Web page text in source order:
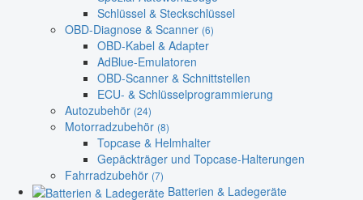
Schlüssel & Steckschlüssel
OBD-Diagnose & Scanner (6)
OBD-Kabel & Adapter
AdBlue-Emulatoren
OBD-Scanner & Schnittstellen
ECU- & Schlüsselprogrammierung
Autozubehör (24)
Motorradzubehör (8)
Topcase & Helmhalter
Gepäckträger und Topcase-Halterungen
Fahrradzubehör (7)
Batterien & Ladegeräte